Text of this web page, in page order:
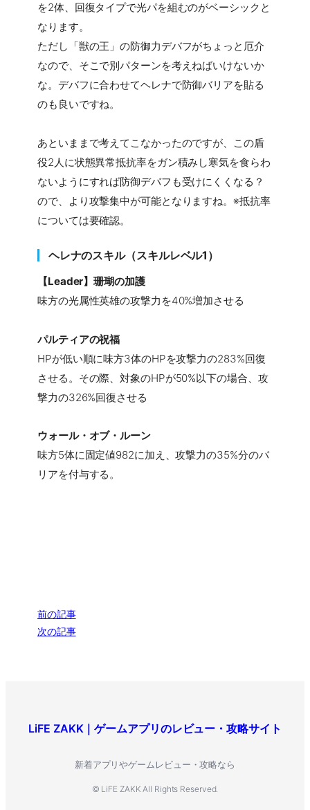
を2体、回復タイプで光パを組むのがベーシックと
なります。
ただし「獣の王」の防御力デバフがちょっと厄介
なので、そこで別パターンを考えねばいけないか
な。デバフに合わせてヘレナで防御バリアを貼る
のも良いですね。
あといままで考えてこなかったのですが、この盾
役2人に状態異常抵抗率をガン積みし寒気を食らわ
ないようにすれば防御デバフも受けにくくなる？
ので、より攻撃集中が可能となりますね。※抵抗率
については要確認。
ヘレナのスキル（スキルレベル1）
【Leader】珊瑚の加護
味方の光属性英雄の攻撃力を40%増加させる
パルティアの祝福
HPが低い順に味方3体のHPを攻撃力の283%回復
させる。その際、対象のHPが50%以下の場合、攻
撃力の326%回復させる
ウォール・オブ・ルーン
味方5体に固定値982に加え、攻撃力の35%分のバ
リアを付与する。
前の記事
次の記事
LiFE ZAKK｜ゲームアプリのレビュー・攻略サイト
新着アプリやゲームレビュー・攻略なら
© LiFE ZAKK All Rights Reserved.